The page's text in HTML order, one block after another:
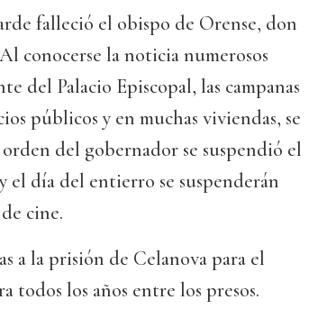
falleció el obispo de Orense, don
conocerse la noticia numerosos
del Palacio Episcopal, las campanas
públicos y en muchas viviendas, se
del gobernador se suspendió el
el día del entierro se suspenderán
cine.
a la prisión de Celanova para el
todos los años entre los presos.